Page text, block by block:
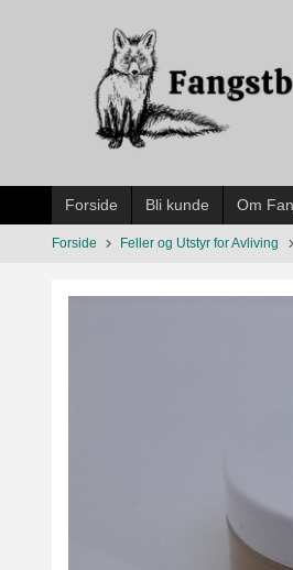
Forside Bli kunde Om
Forside Feller og Utstyr for Avliving